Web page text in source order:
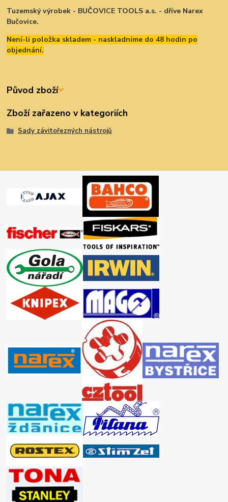
Tuzemský výrobek - BUČOVICE TOOLS a.s. - dříve Narex
Bučovice.
Není-li položka skladem - naskladníme do 48 hodin po
objednání.
Původ zboží
Zboží zařazeno v kategoriích
Sady závitořezných nástrojů